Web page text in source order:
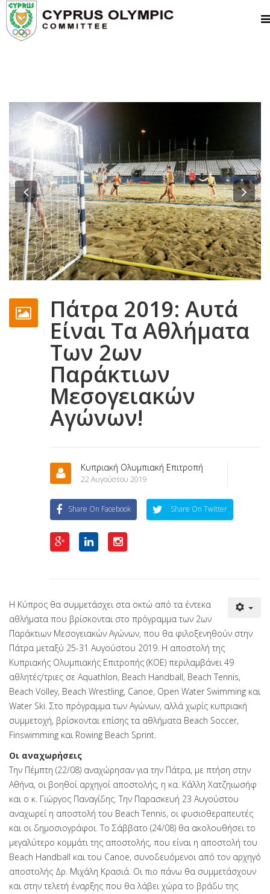
Previous
Πάτρα 2019: Αυτά
Είναι Τα Αθλήματα
Των 2ων
Παράκτιων
Μεσογειακών
Αγώνων!
Κυπριακή Ολυμπιακή Επιτροπή
22 Αυγούστου 2019
Share On Facebook Share On Twitter
Η Κύπρος θα συμμετάσχει στα οκτώ από τα έντεκα
αθλήματα που βρίσκονται στο πρόγραμμα των 2ων
Παράκτιων Μεσογειακών Αγώνων, που θα φιλοξενηθούν στην
Πάτρα μεταξύ 25-31 Αυγούστου 2019. Η αποστολή της
Κυπριακής Ολυμπιακής Επιτροπής (ΚΟΕ) περιλαμβάνει 49
αθλητές/τριες σε Aquathlon, Beach Handball, Beach Tennis,
Beach Volley, Beach Wrestling, Canoe, Open Water Swimming και
Water Ski. Στο πρόγραμμα των Αγώνων, αλλά χωρίς κυπριακή
συμμετοχή, βρίσκονται επίσης τα αθλήματα Beach Soccer,
Finswimming και Rowing Beach Sprint.
Οι αναχωρήσεις
Την Πέμπτη (22/08) αναχώρησαν για την Πάτρα, με πτήση στην
Αθήνα, οι βοηθοί αρχηγοί αποστολής, η κα. Κάλλη Χατζηιωσήφ
και ο κ. Γιώργος Παναγίδης. Την Παρασκευή 23 Αυγούστου
αναχωρεί η αποστολή του Beach Tennis, οι φυσιοθεραπευτές
και οι δημοσιογράφοι. Το Σάββατο (24/08) θα ακολουθήσει το
μεγαλύτερο κομμάτι της αποστολής, που είναι η αποστολή του
Beach Handball και του Canoe, συνοδευόμενοι από τον αρχηγό
αποστολής Δρ. Μιχάλη Κρασιά. Οι πιο πάνω θα συμμετάσχουν
και στην τελετή έναρξης που θα λάβει χώρα το βράδυ της